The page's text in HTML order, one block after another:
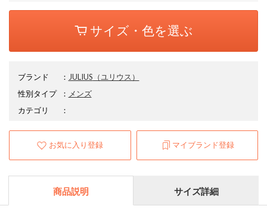
サイズ・色を選ぶ
ブランド ： JULIUS （ユリウス）
性別タイプ
： メンズ
カテゴリ
：
お気に入り登録 マイブランド登録
商品説明 サイズ詳細